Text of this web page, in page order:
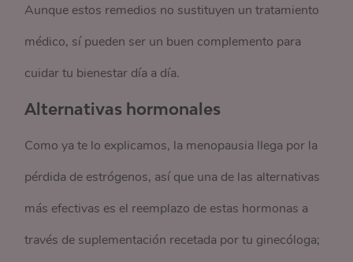
Aunque estos remedios no sustituyen un tratamiento
médico, sí pueden ser un buen complemento para
cuidar tu bienestar día a día.
Alternativas hormonales
Como ya te lo explicamos, la menopausia llega por la
pérdida de estrógenos, así que una de las alternativas
más efectivas es el reemplazo de estas hormonas a
través de suplementación recetada por tu ginecóloga;